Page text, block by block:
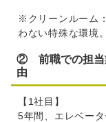
※クリーンルーム
わない特殊な環境。
② 前職での担当
由
【1社目】
5年間、エレベー